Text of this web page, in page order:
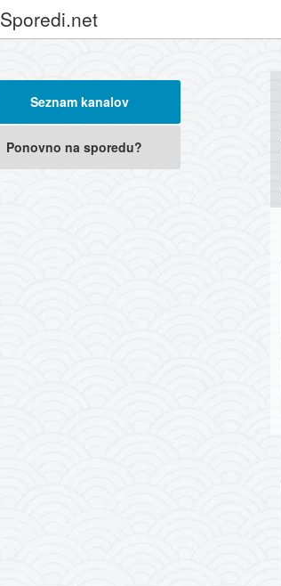
Sporedi.net
Seznam kanalov
Ponovno na sporedu?